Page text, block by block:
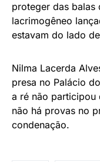
proteger das balas
lacrimogêneo
estavam do lado
Nilma Lacerda
presa no Palácio
a ré não participou
não há provas no
condenação.